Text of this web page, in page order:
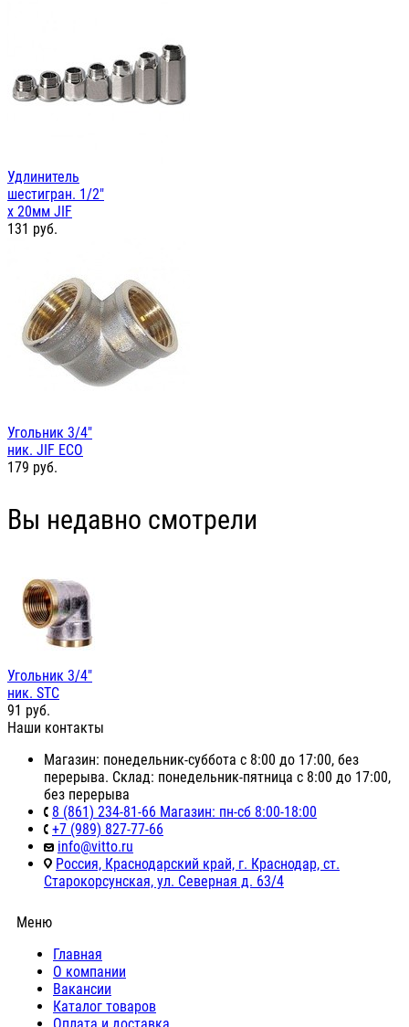
Удлинитель
шестигран. 1/2"
х 20мм JIF
131 руб.
Угольник 3/4"
ник. JIF ЕСО
179 руб.
Вы недавно смотрели
Угольник 3/4"
ник. STC
91 руб.
Наши контакты
Магазин: понедельник-суббота с 8:00 до 17:00, без
перерыва. Склад: понедельник-пятница с 8:00 до 17:00,
без перерыва
8 (861) 234-81-66 Магазин: пн-сб 8:00-18:00
+7 (989) 827-77-66
info@vitto.ru
Россия, Краснодарский край, г. Краснодар, ст.
Старокорсунская, ул. Северная д. 63/4
Меню
Главная
О компании
Вакансии
Каталог товаров